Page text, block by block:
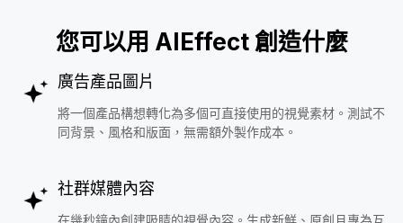
您可以用 AIEffect 創造什麼
廣告產品圖片
將一個產品構想轉化為多個可直接使用的視覺素材。測試不
同背景、風格和版面，無需額外製作成本。
社群媒體內容
在幾秒鐘內創建吸睛的視覺內容。生成新鮮、原創且專為互